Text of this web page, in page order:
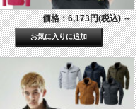
価格：6,173円(税込)～